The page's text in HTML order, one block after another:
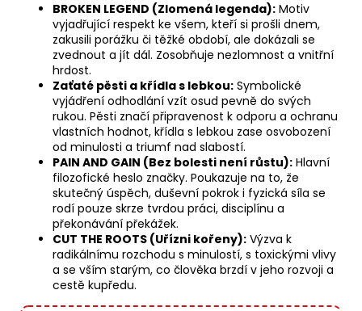
BROKEN LEGEND (Zlomená legenda): Motiv
vyjadřující respekt ke všem, kteří si prošli dnem,
zakusili porážku či těžké období, ale dokázali se
zvednout a jít dál. Zosobňuje nezlomnost a vnitřní
hrdost.
Zaťaté pěsti a křídla s lebkou: Symbolické
vyjádření odhodlání vzít osud pevně do svých
rukou. Pěsti značí připravenost k odporu a ochranu
vlastních hodnot, křídla s lebkou zase osvobození
od minulosti a triumf nad slabostí.
PAIN AND GAIN (Bez bolesti není růstu): Hlavní
filozofické heslo značky. Poukazuje na to, že
skutečný úspěch, duševní pokrok i fyzická síla se
rodí pouze skrze tvrdou práci, disciplínu a
překonávání překážek.
CUT THE ROOTS (Uřízni kořeny): Výzva k
radikálnímu rozchodu s minulostí, s toxickými vlivy
a se vším starým, co člověka brzdí v jeho rozvoji a
cestě kupředu.